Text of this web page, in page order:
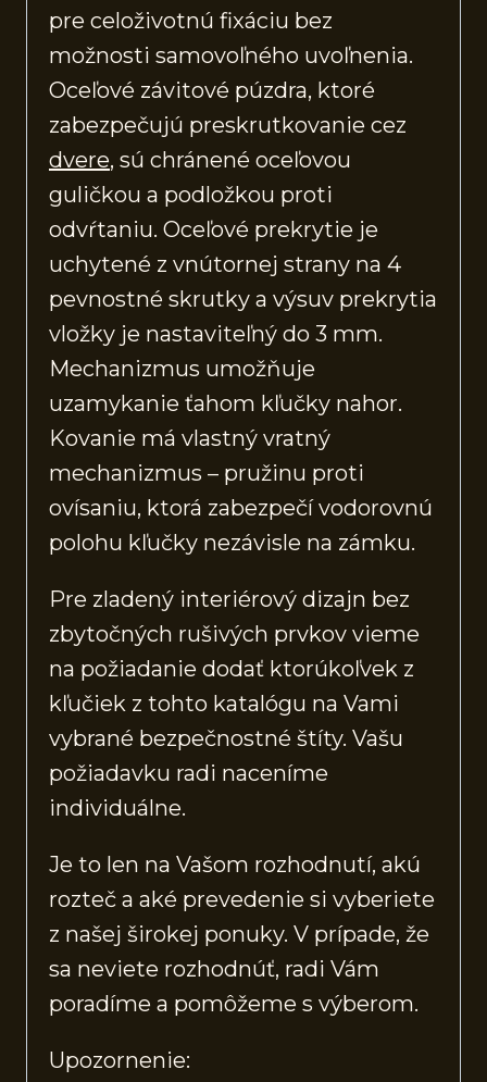
pre celoživotnú fixáciu bez
možnosti samovoľného uvoľnenia.
Oceľové závitové púzdra, ktoré
zabezpečujú preskrutkovanie cez
dvere, sú chránené oceľovou
guličkou a podložkou proti
odvŕtaniu. Oceľové prekrytie je
uchytené z vnútornej strany na 4
pevnostné skrutky a výsuv prekrytia
vložky je nastaviteľný do 3 mm.
Mechanizmus umožňuje
uzamykanie ťahom kľučky nahor.
Kovanie má vlastný vratný
mechanizmus – pružinu proti
ovísaniu, ktorá zabezpečí vodorovnú
polohu kľučky nezávisle na zámku.
Pre zladený interiérový dizajn bez
zbytočných rušivých prvkov vieme
na požiadanie dodať ktorúkoľvek z
kľučiek z tohto katalógu na Vami
vybrané bezpečnostné štíty. Vašu
požiadavku radi naceníme
individuálne.
Je to len na Vašom rozhodnutí, akú
rozteč a aké prevedenie si vyberiete
z našej širokej ponuky. V prípade, že
sa neviete rozhodnúť, radi Vám
poradíme a pomôžeme s výberom.
Upozornenie: